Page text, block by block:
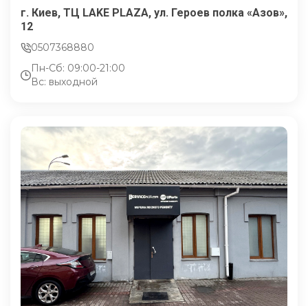
г. Киев, ТЦ LAKE PLAZA, ул. Героев полка «Азов»,
12
0507368880
Пн-Сб: 09:00-21:00
Вс: выходной